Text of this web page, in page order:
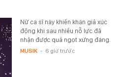
Nữ ca sĩ này khiến khán giả xúc
động khi sau nhiều nỗ lực đã
nhận được quả ngọt xứng đáng.
MUSIK - 6 giờ trước